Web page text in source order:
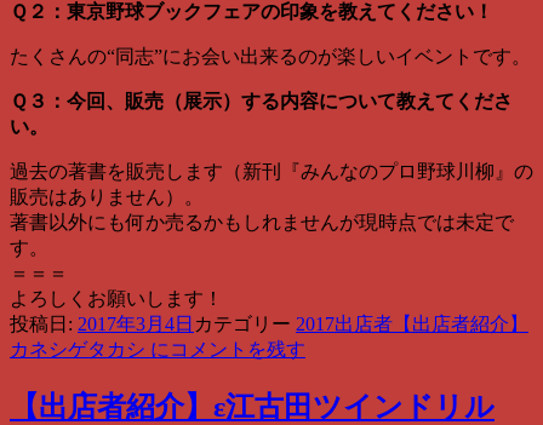
Ｑ２：東京野球ブックフェアの印象を教えてください！
たくさんの“同志”にお会い出来るのが楽しいイベントです。
Ｑ３：今回、販売（展示）する内容について教えてくださ
い。
過去の著書を販売します（新刊『みんなのプロ野球川柳』の
販売はありません）。
著書以外にも何か売るかもしれませんが現時点では未定で
す。
＝＝＝
よろしくお願いします！
投稿日: 2017年3月4日 カテゴリー 2017出店者 【出店者紹介】
カネシゲタカシ に コメントを残す
【出店者紹介】ε江古田ツインドリル